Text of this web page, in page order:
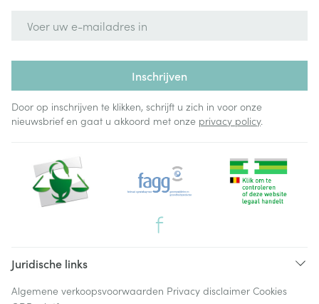
Inschrijven
Door op inschrijven te klikken, schrijft u zich in voor onze
nieuwsbrief en gaat u akkoord met onze privacy policy.
Juridische links
Algemene verkoopsvoorwaarden Privacy disclaimer Cookies